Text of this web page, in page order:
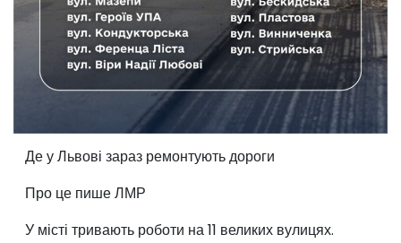
Де у Львові зараз ремонтують дороги
Про це пише ЛМР
У місті тривають роботи на 11 великих вулицях.